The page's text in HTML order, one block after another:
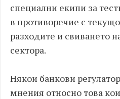
специални екипи за
в противоречие с
разходите и свиването
сектора.
Някои банкови
мнения относно това